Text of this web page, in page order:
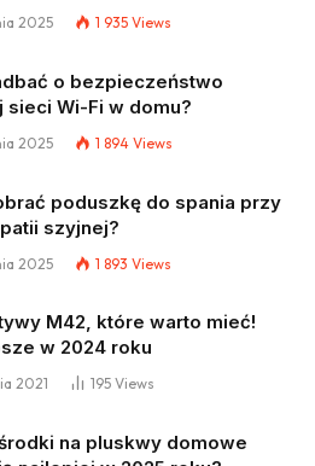
2025 1 935 Views
o bezpieczeństwo
sieci Wi-Fi w domu?
2025 1 894 Views
poduszkę do spania przy
szyjnej?
2025 1 893 Views
M42, które warto mieć!
w 2024 roku
2021 195 Views
na pluskwy domowe